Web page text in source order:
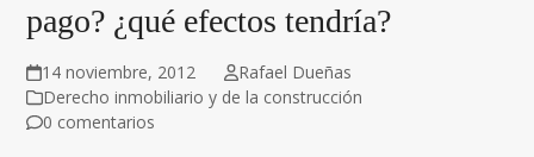
pago? ¿qué efectos tendría?
14 noviembre, 2012
Rafael Dueñas
Derecho inmobiliario y de la construcción
0 comentarios